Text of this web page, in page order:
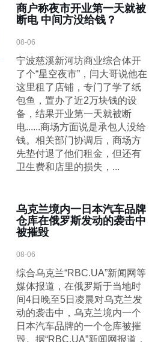
商户称夜市开业第一天就被
断电 中间方没给钱？
08-06
宁波慈溪新河坊商业综合体开
了个“星空夜市”，闫大哥说他在
这里租了店铺，专门了学了纸
包鱼，置办了近2万块钱的设
备，结果开业第一天就被断
电......商场方面说是承包人没给
钱。相关部门协调后，商场方
先垫付退了他们租金，但还有
卫生费和店里的损失，...
乌克兰境内一日本汽车品牌
仓库在俄罗斯发动的袭击中
被摧毁
08-06
综合乌克兰“RBC.UA”新闻网等
媒体报道，在俄罗斯于当地时
间4日晚至5日凌晨对乌克兰发
动的袭击中，乌克兰境内一个
日本汽车品牌的一个仓库被摧
毁。据“RBC.UA”新闻网报道，